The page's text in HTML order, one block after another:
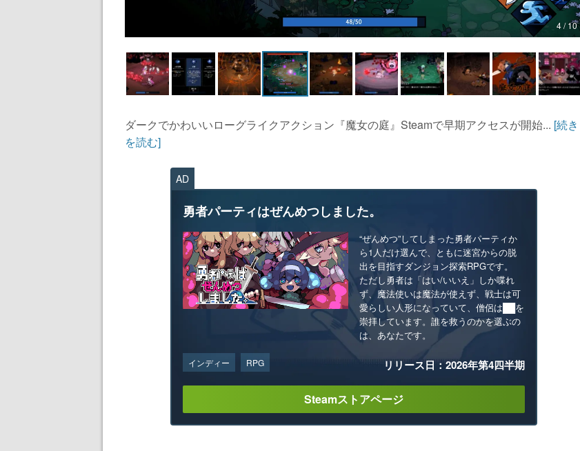
4 / 10
ダークでかわいいローグライクアクション『魔女の庭』Steamで早期アクセスが開始... [続き
を読む]
AD
勇者パーティはぜんめつしました。
“ぜんめつ”してしまった勇者パーティか
ら1人だけ選んで、ともに迷宮からの脱
出を目指すダンジョン探索RPGです。
ただし勇者は「はい/いいえ」しか喋れ
ず、魔法使いは魔法が使えず、戦士は可
愛らしい人形になっていて、僧侶は██を
崇拝しています。誰を救うのかを選ぶの
は、あなたです。
インディー RPG リリース日：2026年第4四半期
Steamストアページ